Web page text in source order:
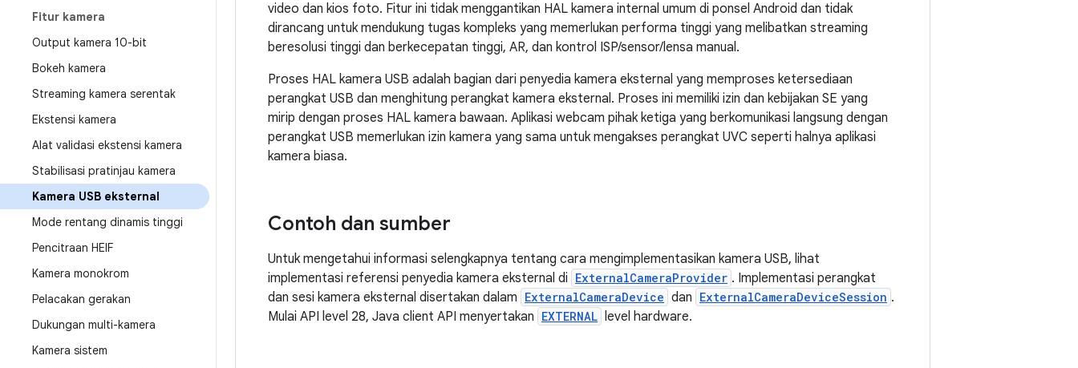
Fitur kamera
Output kamera 10-bit
Bokeh kamera
Streaming kamera serentak
Ekstensi kamera
Alat validasi ekstensi kamera
Stabilisasi pratinjau kamera
Kamera USB eksternal
Mode rentang dinamis tinggi
Pencitraan HEIF
Kamera monokrom
Pelacakan gerakan
Dukungan multi-kamera
Kamera sistem
video dan kios foto. Fitur ini tidak menggantikan HAL kamera internal umum di ponsel Android dan tidak
dirancang untuk mendukung tugas kompleks yang memerlukan performa tinggi yang melibatkan streaming
beresolusi tinggi dan berkecepatan tinggi, AR, dan kontrol ISP/sensor/lensa manual.
Proses HAL kamera USB adalah bagian dari penyedia kamera eksternal yang memproses ketersediaan
perangkat USB dan menghitung perangkat kamera eksternal. Proses ini memiliki izin dan kebijakan SE yang
mirip dengan proses HAL kamera bawaan. Aplikasi webcam pihak ketiga yang berkomunikasi langsung dengan
perangkat USB memerlukan izin kamera yang sama untuk mengakses perangkat UVC seperti halnya aplikasi
kamera biasa.
Contoh dan sumber
Untuk mengetahui informasi selengkapnya tentang cara mengimplementasikan kamera USB, lihat
implementasi referensi penyedia kamera eksternal di ExternalCameraProvider . Implementasi perangkat
dan sesi kamera eksternal disertakan dalam ExternalCameraDevice dan ExternalCameraDeviceSession .
Mulai API level 28, Java client API menyertakan EXTERNAL level hardware.